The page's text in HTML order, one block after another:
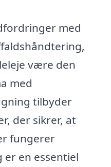
med
være den
med
tilbyder
der sikrer, at
fungerer
er en essentiel